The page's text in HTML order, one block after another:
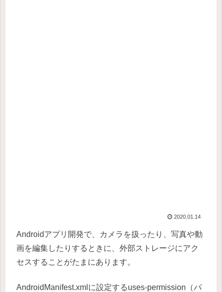
2020.01.14
Androidアプリ開発で、カメラを扱ったり、写真や動
画を編集したりするときに、外部ストレージにアク
セスすることがたまにあります。
AndroidManifest.xmlに設定するuses-permission（パ